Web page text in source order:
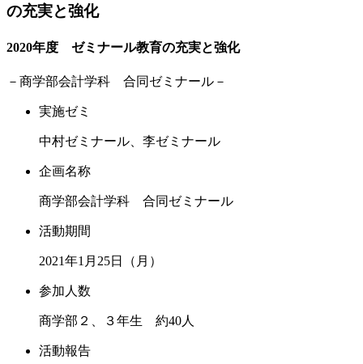
の充実と強化
2020年度 ゼミナール教育の充実と強化
－商学部会計学科 合同ゼミナール－
実施ゼミ
中村ゼミナール、李ゼミナール
企画名称
商学部会計学科 合同ゼミナール
活動期間
2021年1月25日（月）
参加人数
商学部２、３年生 約40人
活動報告